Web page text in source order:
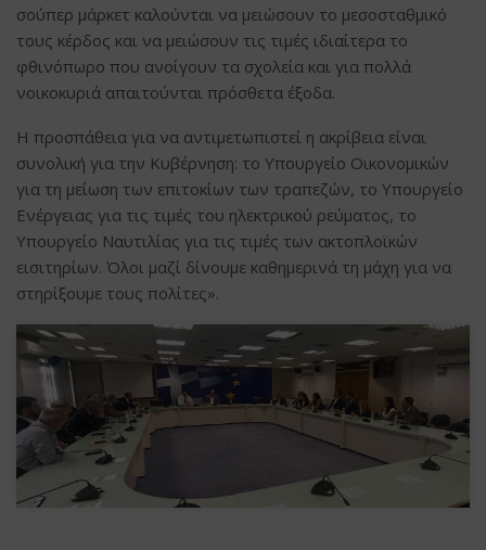
σούπερ μάρκετ καλούνται να μειώσουν το μεσοσταθμικό
τους κέρδος και να μειώσουν τις τιμές ιδιαίτερα το
φθινόπωρο που ανοίγουν τα σχολεία και για πολλά
νοικοκυριά απαιτούνται πρόσθετα έξοδα.
Η προσπάθεια για να αντιμετωπιστεί η ακρίβεια είναι
συνολική για την Κυβέρνηση: το Υπουργείο Οικονομικών
για τη μείωση των επιτοκίων των τραπεζών, το Υπουργείο
Ενέργειας για τις τιμές του ηλεκτρικού ρεύματος, το
Υπουργείο Ναυτιλίας για τις τιμές των ακτοπλοϊκών
εισιτηρίων. Όλοι μαζί δίνουμε καθημερινά τη μάχη για να
στηρίξουμε τους πολίτες».